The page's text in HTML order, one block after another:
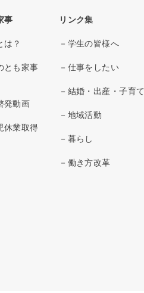
事
は？
とも家事
発動画
休業取得
リンク集
－学生の皆様へ
－仕事をしたい
－結婚・出産・子育て
－地域活動
－暮らし
－働き方改革